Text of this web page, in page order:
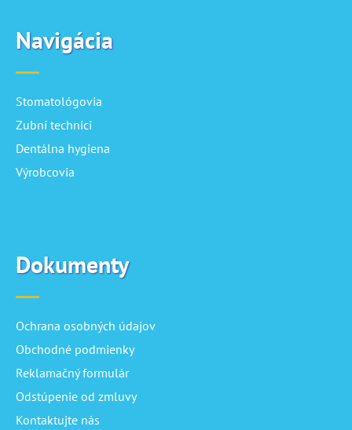
Navigácia
Stomatológovia
Zubní technici
Dentálna hygiena
Výrobcovia
Dokumenty
Ochrana osobných údajov
Obchodné podmienky
Reklamačný formulár
Odstúpenie od zmluvy
Kontaktujte nás